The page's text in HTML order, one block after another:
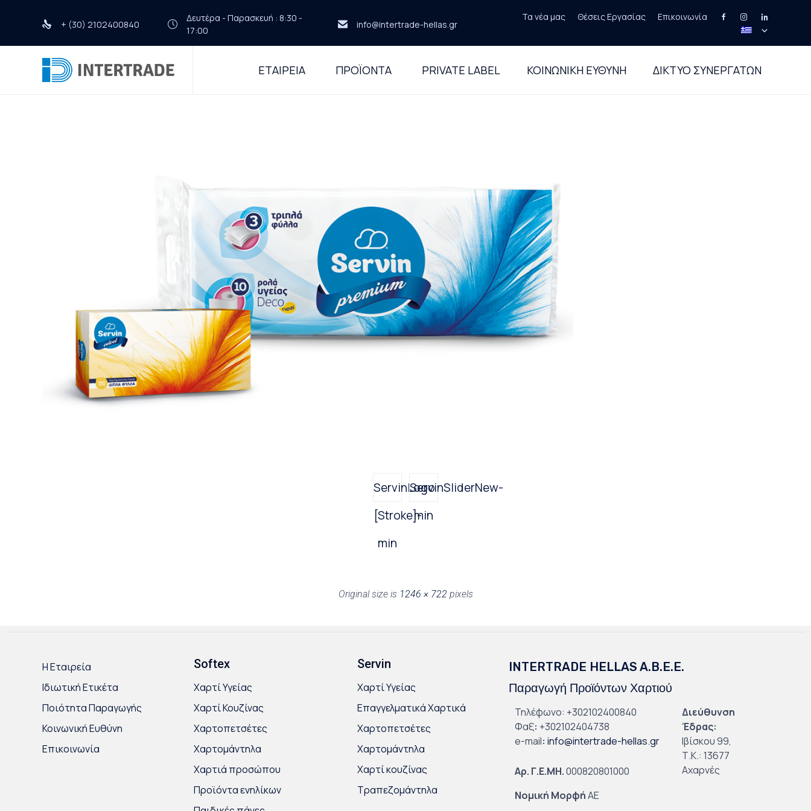
+ (30) 2102400840
Δευτέρα - Παρασκευή : 8:30 -
17:00
info@intertrade-hellas.gr
Τα νέα μας Θέσεις Εργασίας Επικοινωνία
ΕΤΑΙΡΕΙΑ ΠΡΟΪΟΝΤΑ PRIVATE LABEL ΚΟΙΝΩΝΙΚΗ ΕΥΘΥΝΗ ΔΙΚΤΥΟ ΣΥΝΕΡΓΑΤΩΝ
ServinLogo
[Stroke]-
min
ServinSliderNew-
min
Original size is 1246 × 722 pixels
Η Εταιρεία
Ιδιωτική Ετικέτα
Ποιότητα Παραγωγής
Κοινωνική Ευθύνη
Επικοινωνία
Softex
Χαρτί Υγείας
Χαρτί Κουζίνας
Χαρτοπετσέτες
Χαρτομάντηλα
Χαρτιά προσώπου
Προϊόντα ενηλίκων
Servin
Χαρτί Υγείας
Επαγγελματικά Χαρτικά
Χαρτοπετσέτες
Χαρτομάντηλα
Χαρτί κουζίνας
Τραπεζομάντηλα
INTERTRADE HELLAS A.B.E.E.
Παραγωγή Προϊόντων Χαρτιού
Τηλέφωνο: +302102400840
Φαξ: +302102404738
e-mail: info@intertrade-hellas.gr
Αρ. Γ.Ε.ΜΗ.000820801000
Νομική ΜορφήΑΕ
Διεύθυνση
Έδρας:
Ιβίσκου 99,
Τ.Κ.: 13677
Αχαρνές